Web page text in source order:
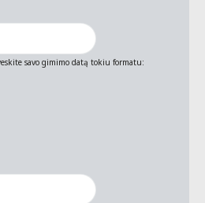
savo gimimo datą tokiu formatu: